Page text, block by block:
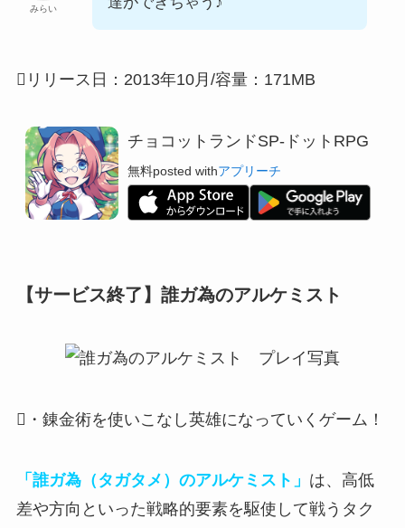
みらい
リリース日：2013年10月/容量：171MB
チョコットランドSP-ドットRPG
無料posted withアプリーチ
【サービス終了】誰ガ為のアルケミスト
・錬金術を使いこなし英雄になっていくゲーム！
「誰ガ為（タガタメ）のアルケミスト」 は、高低
差や方向といった戦略的要素を駆使して戦うタク